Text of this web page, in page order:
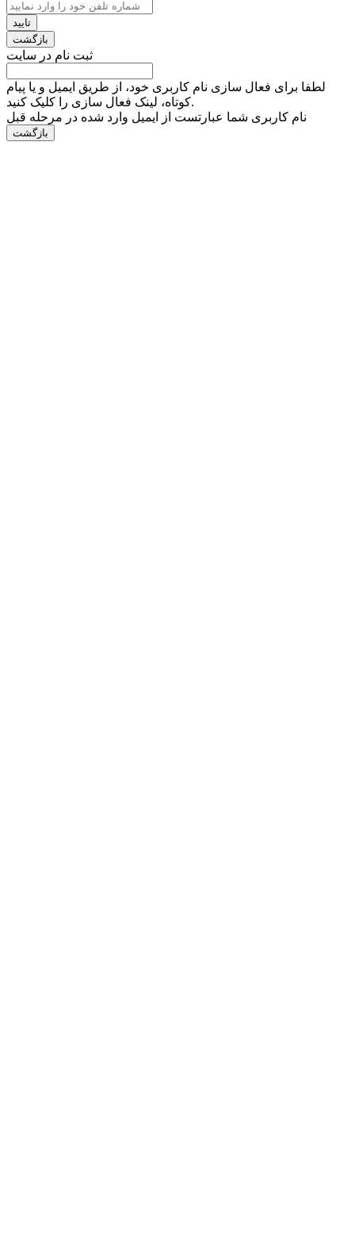
ثبت نام در سایت
لطفا برای فعال سازی نام کاربری خود، از طریق ایمیل و یا پیام
کوتاه، لینک فعال سازی را کلیک کنید.
نام کاربری شما عبارتست از ایمیل وارد شده در مرحله قبل